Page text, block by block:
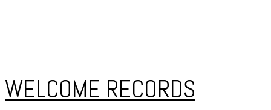
WELCOME RECORDS